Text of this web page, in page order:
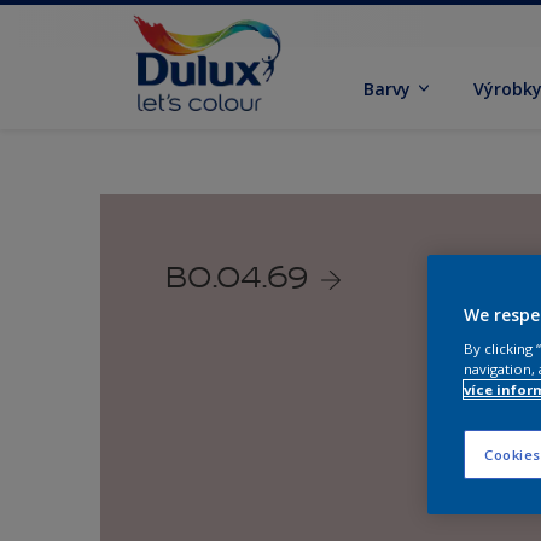
Barvy
B0.04.69
We
By clicking
navigation,
více